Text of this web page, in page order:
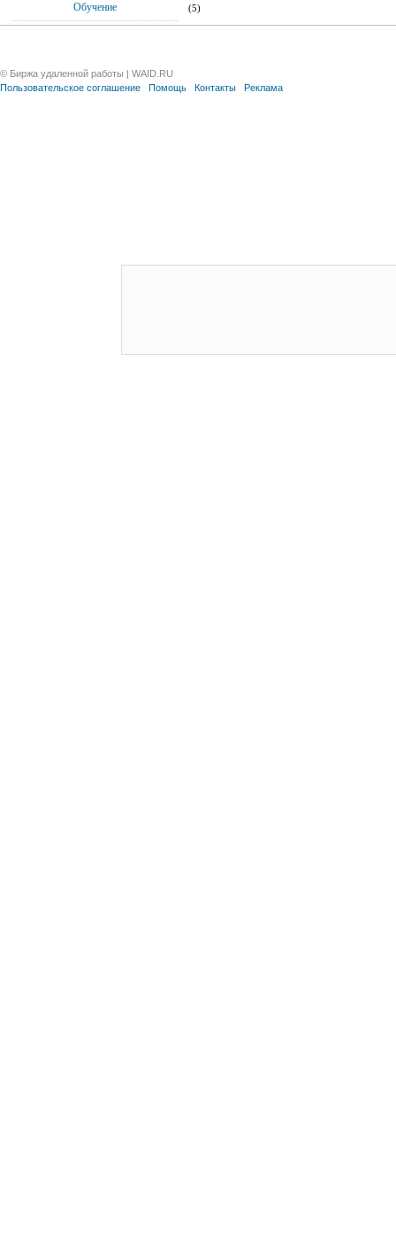
Обучение (5)
© Биржа удаленной работы | WAID.RU
Пользовательское соглашение
Помощь Контакты Реклама